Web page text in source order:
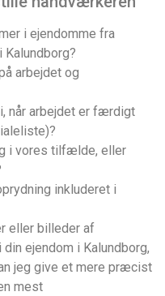
i ejendomme fra
arbejdet og
når arbejdet er færdigt
i vores tilfælde, eller
inkluderet i
eller billeder af
ejendom i Kalundborg,
jeg give et mere præcist
mest